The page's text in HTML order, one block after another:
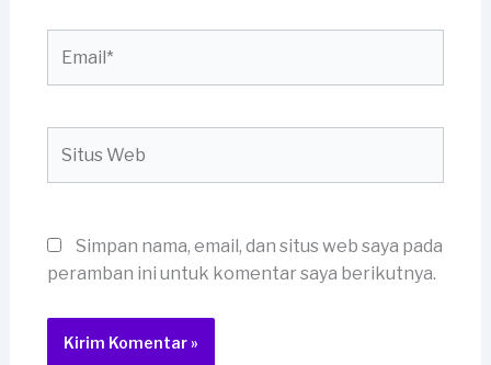
Web
Simpan nama, email, dan situs web saya pada
peramban ini untuk komentar saya berikutnya.